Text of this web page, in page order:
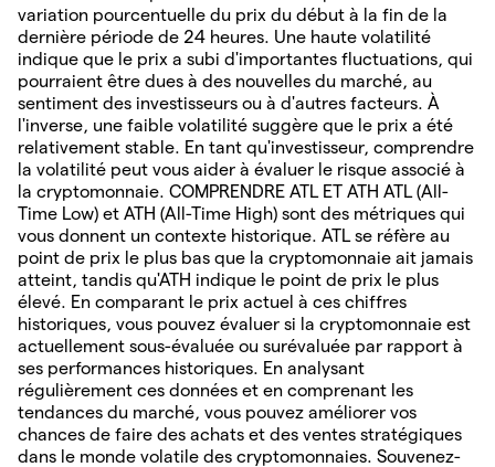
variation pourcentuelle du prix du début à la fin de la
dernière période de 24 heures. Une haute volatilité
indique que le prix a subi d'importantes fluctuations, qui
pourraient être dues à des nouvelles du marché, au
sentiment des investisseurs ou à d'autres facteurs. À
l'inverse, une faible volatilité suggère que le prix a été
relativement stable. En tant qu'investisseur, comprendre
la volatilité peut vous aider à évaluer le risque associé à
la cryptomonnaie. COMPRENDRE ATL ET ATH ATL (All-
Time Low) et ATH (All-Time High) sont des métriques qui
vous donnent un contexte historique. ATL se réfère au
point de prix le plus bas que la cryptomonnaie ait jamais
atteint, tandis qu'ATH indique le point de prix le plus
élevé. En comparant le prix actuel à ces chiffres
historiques, vous pouvez évaluer si la cryptomonnaie est
actuellement sous-évaluée ou surévaluée par rapport à
ses performances historiques. En analysant
régulièrement ces données et en comprenant les
tendances du marché, vous pouvez améliorer vos
chances de faire des achats et des ventes stratégiques
dans le monde volatile des cryptomonnaies. Souvenez-